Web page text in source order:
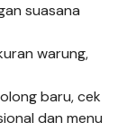
suasana
warung,
baru, cek
dan menu